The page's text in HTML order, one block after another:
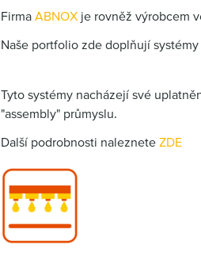
Firma ABNOX je rovněž výrobcem
Naše portfolio zde doplňují systémy
Tyto systémy nacházejí své
"assembly" průmyslu.
Další podrobnosti naleznete ZDE